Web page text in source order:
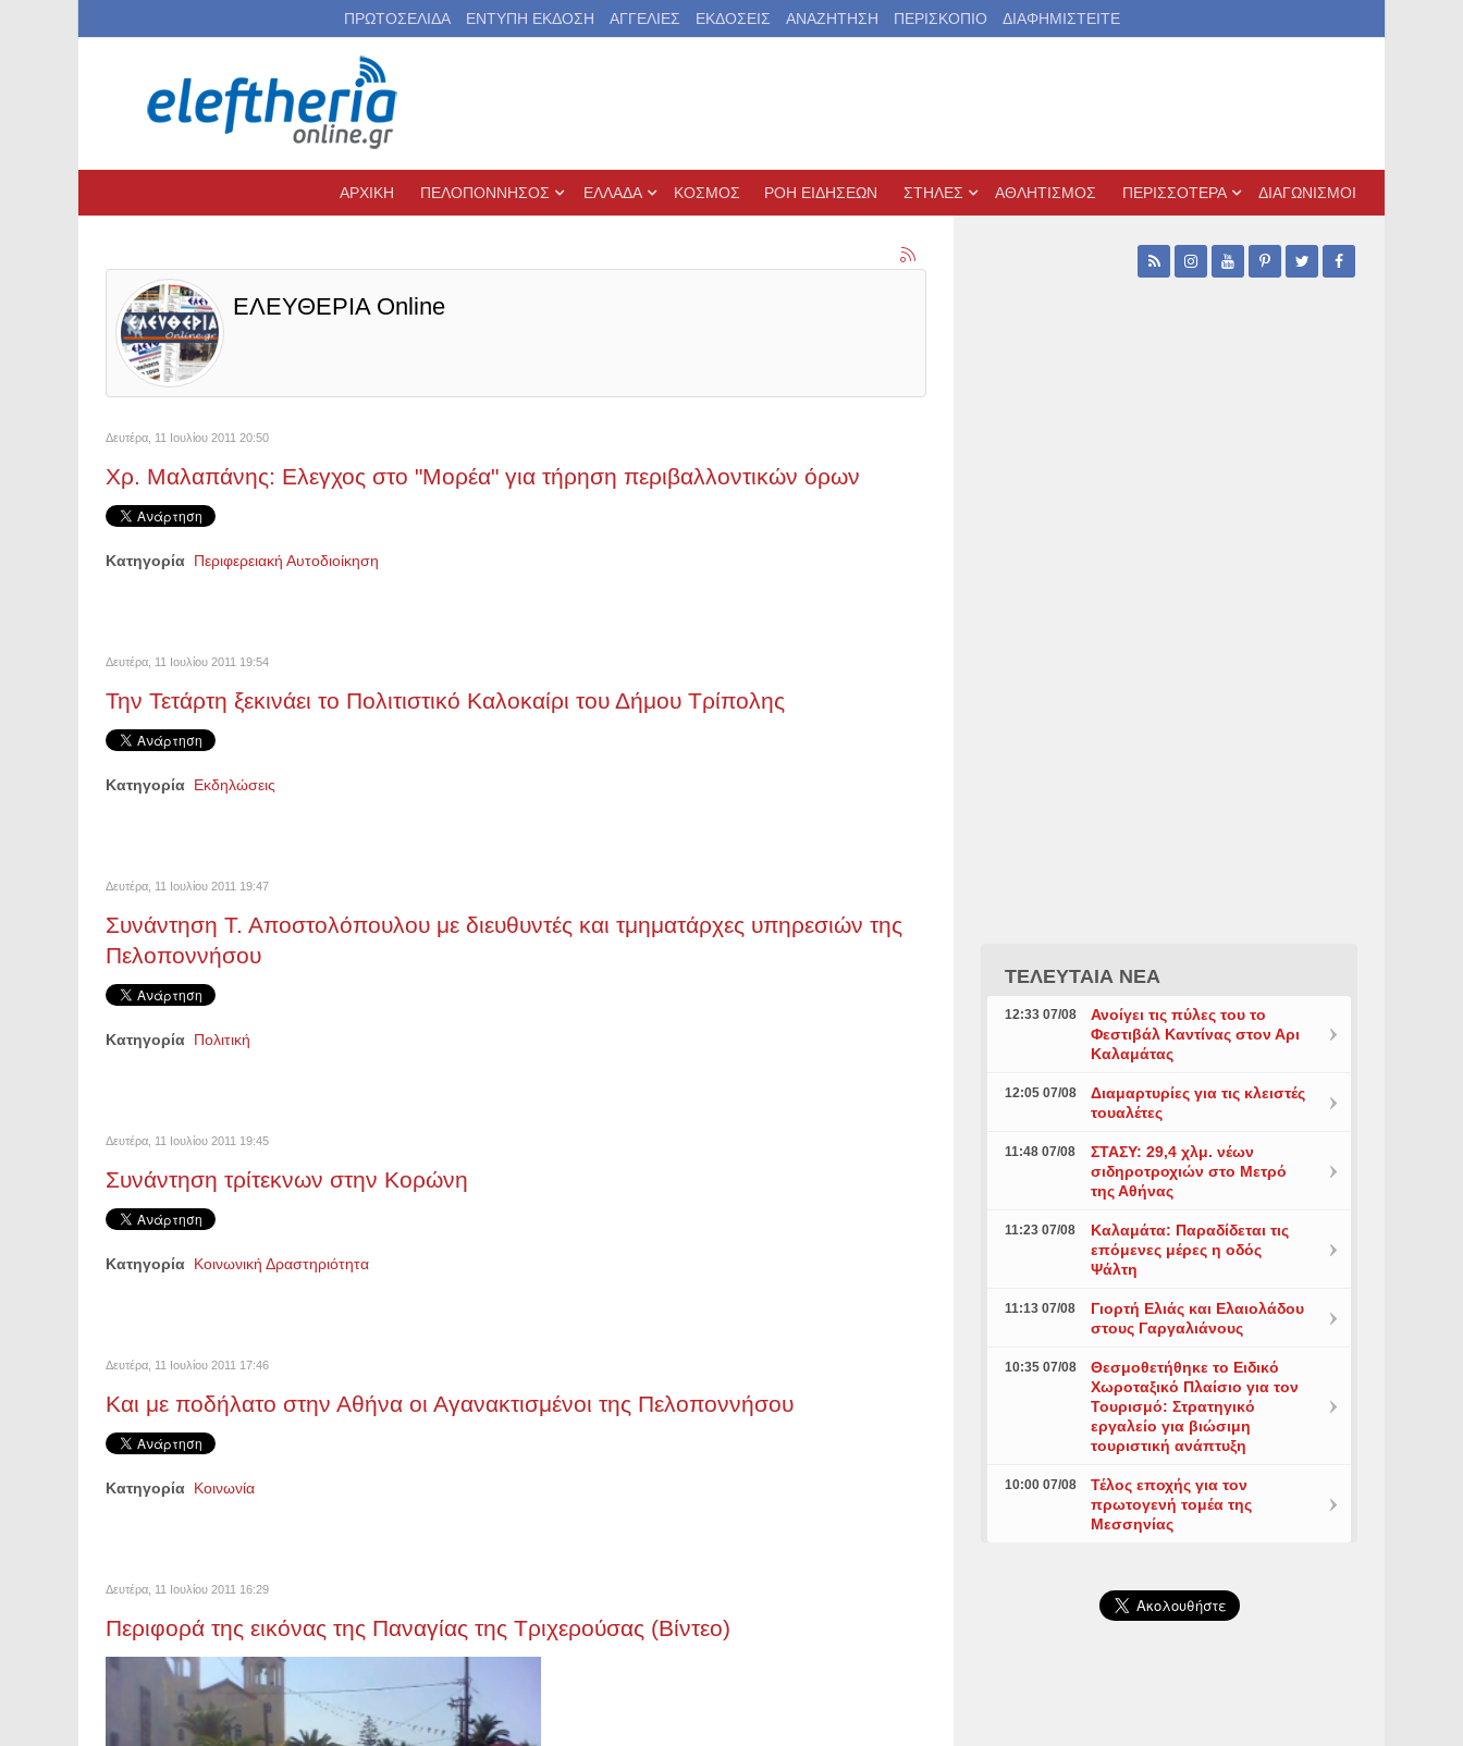
ΠΡΩΤΟΣΕΛΙΔΑ ΕΝΤΥΠΗ ΕΚΔΟΣΗ ΑΓΓΕΛΙΕΣ ΕΚΔΟΣΕΙΣ ΑΝΑΖΗΤΗΣΗ ΠΕΡΙΣΚΟΠΙΟ ΔΙΑΦΗΜΙΣΤΕΙΤΕ
ΑΡΧΙΚΗ ΠΕΛΟΠΟΝΝΗΣΟΣ ΕΛΛΑΔΑ ΚΟΣΜΟΣ ΡΟΗ ΕΙΔΗΣΕΩΝ ΣΤΗΛΕΣ ΑΘΛΗΤΙΣΜΟΣ ΠΕΡΙΣΣΟΤΕΡΑ ΔΙΑΓΩΝΙΣΜΟΙ
ΕΛΕΥΘΕΡΙΑ Online
Δευτέρα, 11 Ιουλίου 2011 20:50
Χρ. Μαλαπάνης: Ελεγχος στο "Μορέα" για τήρηση περιβαλλοντικών όρων
Κατηγορία Περιφερειακή Αυτοδιοίκηση
Δευτέρα, 11 Ιουλίου 2011 19:54
Την Τετάρτη ξεκινάει το Πολιτιστικό Καλοκαίρι του Δήμου Τρίπολης
Κατηγορία Εκδηλώσεις
Δευτέρα, 11 Ιουλίου 2011 19:47
Συνάντηση Τ. Αποστολόπουλου με διευθυντές και τμηματάρχες υπηρεσιών της
Πελοποννήσου
Κατηγορία Πολιτική
Δευτέρα, 11 Ιουλίου 2011 19:45
Συνάντηση τρίτεκνων στην Κορώνη
Κατηγορία Κοινωνική Δραστηριότητα
Δευτέρα, 11 Ιουλίου 2011 17:46
Και με ποδήλατο στην Αθήνα οι Αγανακτισμένοι της Πελοποννήσου
Κατηγορία Κοινωνία
Δευτέρα, 11 Ιουλίου 2011 16:29
Περιφορά της εικόνας της Παναγίας της Τριχερούσας (Βίντεο)
ΤΕΛΕΥΤΑΙΑ ΝΕΑ
12:33 07/08
Ανοίγει τις πύλες του το
Φεστιβάλ Καντίνας στον Αρι
Καλαμάτας
12:05 07/08
Διαμαρτυρίες για τις κλειστές
τουαλέτες
11:48 07/08
ΣΤΑΣΥ: 29,4 χλμ. νέων
σιδηροτροχιών στο Μετρό
της Αθήνας
11:23 07/08
Καλαμάτα: Παραδίδεται τις
επόμενες μέρες η οδός
Ψάλτη
11:13 07/08
Γιορτή Ελιάς και Ελαιολάδου
στους Γαργαλιάνους
10:35 07/08
Θεσμοθετήθηκε το Ειδικό
Χωροταξικό Πλαίσιο για τον
Τουρισμό: Στρατηγικό
εργαλείο για βιώσιμη
τουριστική ανάπτυξη
10:00 07/08
Τέλος εποχής για τον
πρωτογενή τομέα της
Μεσσηνίας